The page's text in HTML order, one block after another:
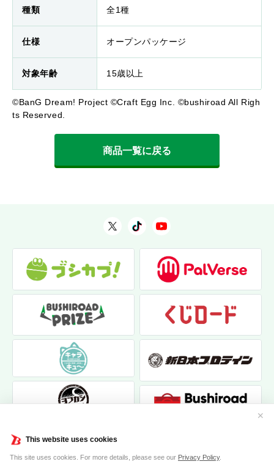
This website uses cookies
This site uses cookies. For more details, please see our Privacy Policy.
✕
種類 全1種
仕様 オープンパッケージ
対象年齢 15歳以上
©BanG Dream! Project ©Craft Egg Inc. ©bushiroad All Righ
ts Reserved.
商品一覧に戻る